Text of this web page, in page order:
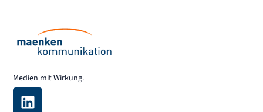
Medien mit Wirkung.